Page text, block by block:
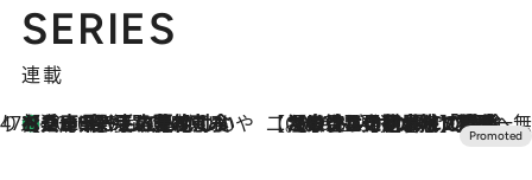
SERIES
連載
47都道府県の手みやげ ひんやりスイーツで夏を満喫
2026.8.8
【兵庫県】この夏絶対食べたい 冷やしておいしいおやつ3選 淡路島の恵みをジェラートに集約 【CREA×星野リゾート】唯一無二。癒しと発見が待つ場所へ
2026.8.7
【トンボの足水浴】ヒノキの香りに包まれて涼感マックス！約13℃の湧水かけ流しを避暑地「星野温泉 トンボの湯」で体験